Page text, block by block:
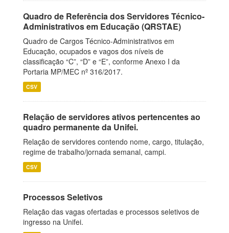
Quadro de Referência dos Servidores Técnico-
Administrativos em Educação (QRSTAE)
Quadro de Cargos Técnico-Administrativos em
Educação, ocupados e vagos dos níveis de
classificação “C”, “D” e “E”, conforme Anexo I da
Portaria MP/MEC nº 316/2017.
CSV
Relação de servidores ativos pertencentes ao
quadro permanente da Unifei.
Relação de servidores contendo nome, cargo, titulação,
regime de trabalho/jornada semanal, campi.
CSV
Processos Seletivos
Relação das vagas ofertadas e processos seletivos de
ingresso na Unifei.